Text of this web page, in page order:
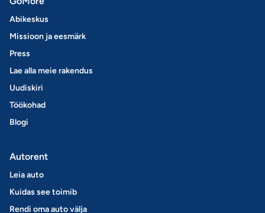
Abikeskus
Missioon ja eesmärk
Press
Lae alla meie rakendus
Uudiskiri
Töökohad
Blogi
Autorent
Leia auto
Kuidas see toimib
Rendi oma auto välja